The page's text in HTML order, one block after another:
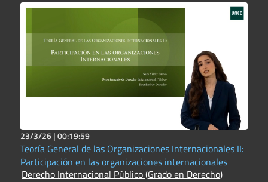
23/3/26 |00:19:59
Teoría General de las Organizaciones Internacionales II:
Participación en las organizaciones internacionales
Derecho Internacional Público (Grado en Derecho)